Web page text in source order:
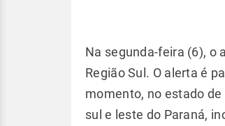
Na segunda-feira (6), o
Região Sul. O alerta é
momento, no estado de
sul e leste do Paraná,